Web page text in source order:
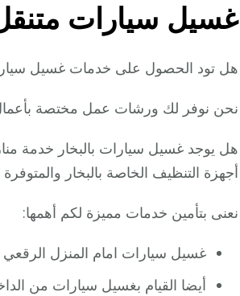
غسيل سيارات
هل تود الحصول على خدمات غسيل
نحن نوفر لك ورشات عمل مختصة
هل يوجد غسيل سيارات بالبخار خدمة
أجهزة التنظيف الخاصة بالبخار
نعنى بتأمين خدمات مميزة لكم أهمها:
غسيل سيارات امام المنزل
أيضا القيام بغسيل سيارات من